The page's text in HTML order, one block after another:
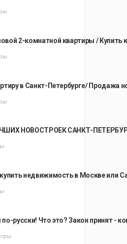
2-комнатной квартиры / Купить
в Санкт-Петербурге/ Продажа
НОВОСТРОЕК САНКТ-
недвижимость в Москве или
по-русски! Что это? Закон принят -